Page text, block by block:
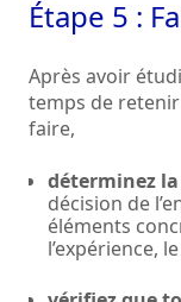
Étape 5 :
Après avoir
temps de
faire,
déterminez
décision de
éléments
l’expérience,